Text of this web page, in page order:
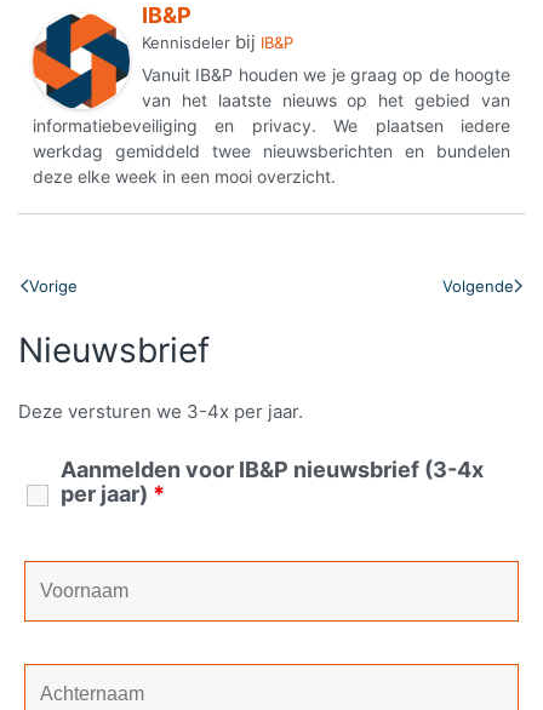
IB&P
Kennisdeler bij IB&P
Vanuit IB&P houden we je graag op de hoogte
van het laatste nieuws op het gebied van
informatiebeveiliging en privacy. We plaatsen iedere
werkdag gemiddeld twee nieuwsberichten en bundelen
deze elke week in een mooi overzicht.
Vorige Volgende
Nieuwsbrief
Deze versturen we 3-4x per jaar.
Aanmelden voor IB&P nieuwsbrief (3-4x
per jaar) *